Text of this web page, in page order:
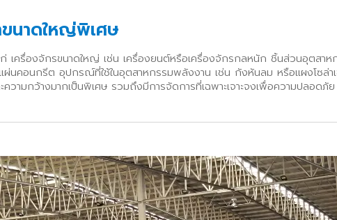
นาดใหญ่พิเศษ
เครื่องจักรขนาดใหญ่ เช่น เครื่องยนต์หรือเครื่องจักรกลหนัก ชิ้นส่วนอุตสาห
นคอนกรีต อุปกรณ์ที่ใช้ในอุตสาหกรรมพลังงาน เช่น กังหันลม หรือแผงโซล่า
วามกว้างมากเป็นพิเศษ รวมถึงมีการจัดการที่เฉพาะเจาะจงเพื่อความปลอดภัย